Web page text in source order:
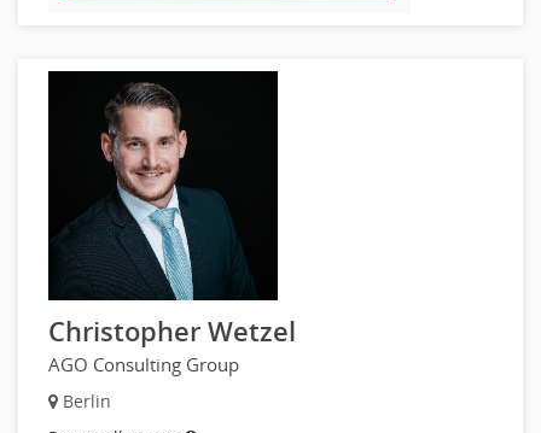
Christopher Wetzel
AGO Consulting Group
Berlin